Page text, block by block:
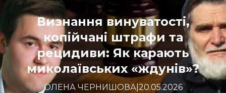
Визнання винуватості,
копійчані штрафи та
рецидиви: Як карають
миколаївських «ждунів»?
ОЛЕНА ЧЕРНИШОВА| 20.05.2026